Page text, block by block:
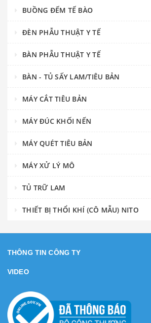
BUỒNG ĐẾM TẾ BÀO
ĐÈN PHẪU THUẬT Y TẾ
BÀN PHẪU THUẬT Y TẾ
BÀN - TỦ SẤY LAM/TIÊU BẢN
MÁY CẮT TIÊU BẢN
MÁY ĐÚC KHỐI NẾN
MÁY QUÉT TIÊU BẢN
MÁY XỬ LÝ MÔ
TỦ TRỮ LAM
THIẾT BỊ THỔI KHÍ (CÔ MẪU) NITO
THÔNG TIN CÔNG TY
VIDEO